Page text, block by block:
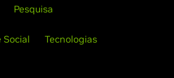
Pesquisa
Social Tecnologias